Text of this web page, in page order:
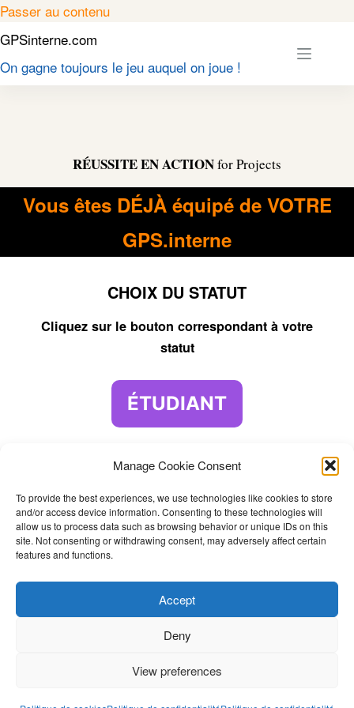
Manage Cookie Consent
To provide the best experiences, we use technologies like cookies to store
and/or access device information. Consenting to these technologies will
allow us to process data such as browsing behavior or unique IDs on this
site. Not consenting or withdrawing consent, may adversely affect certain
features and functions.
Accept
Deny
View preferences
Passer au contenuPasser
GPSinterne.com
On gagne toujours le jeu auquel on joue !
RÉUSSITE EN ACTIONfor Projects
Vous êtes DÉJÀ équipé de VOTRE
GPS.interne
CHOIX DU STATUT
Cliquez sur le bouton correspondant à votre
statut
ÉTUDIANT
PARTICULIER
ENTREPRISE
À partir de 3 collaborateurs